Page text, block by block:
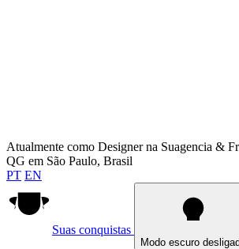
Atualmente como Designer na Suagencia &
QG em São Paulo, Brasil
PT EN
Suas conquistas
Modo escuro